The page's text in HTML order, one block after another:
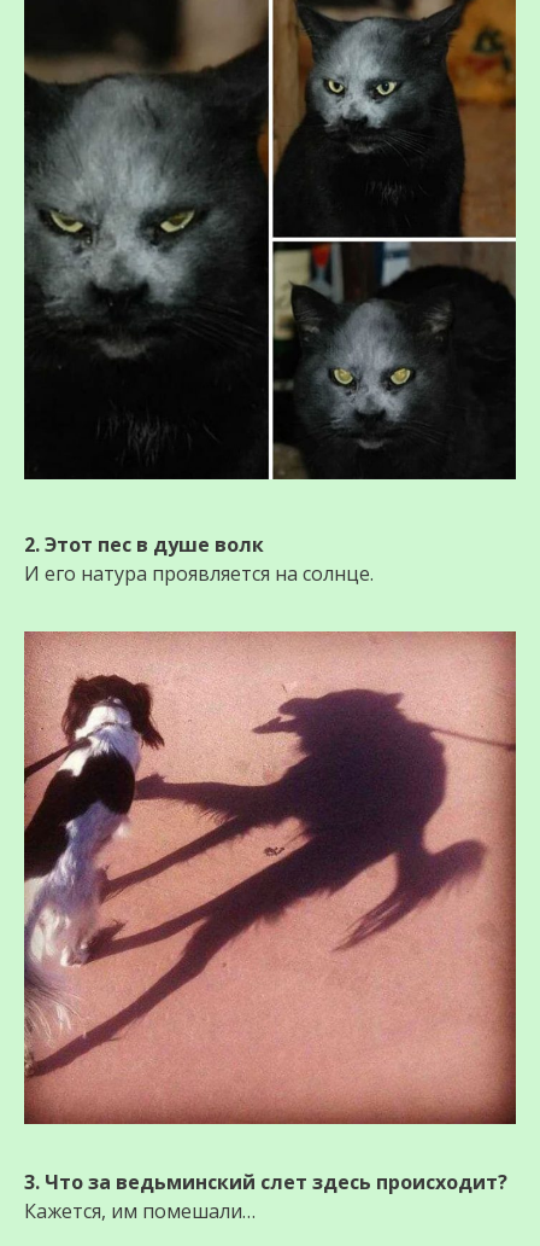
2. Этот пес в душе волк
И его натура проявляется на солнце.
3. Что за вeдьминский слет здесь происходит?
Кажется, им помешали…